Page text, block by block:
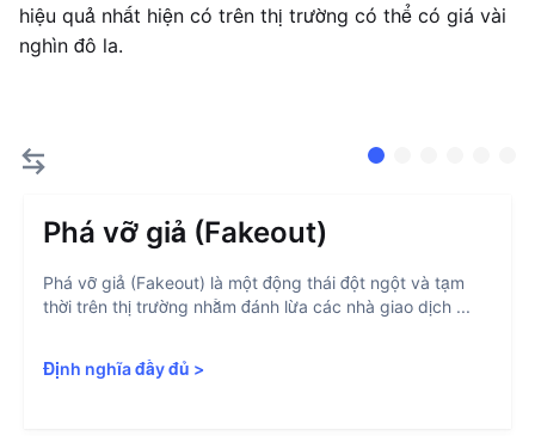
hiệu quả nhất hiện có trên thị trường có thể có giá vài
nghìn đô la.
Phá vỡ giả (Fakeout)
Phá vỡ giả (Fakeout) là một động thái đột ngột và tạm
thời trên thị trường nhằm đánh lừa các nhà giao dịch ...
Định nghĩa đầy đủ >